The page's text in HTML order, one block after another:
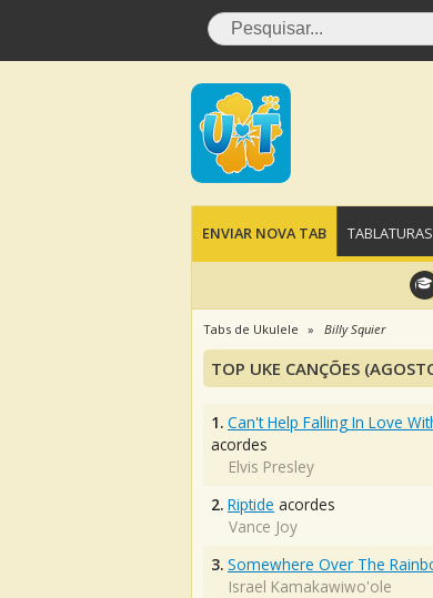
ENVIAR NOVA TAB
Tabs de Ukulele Billy Squier
TOP UKE CANÇÕES
1. Can't Help Falling In Love
acordes
Elvis Presley
2. Riptide acordes
Vance Joy
3. Somewhere Over The
Israel Kamakawiwo'ole